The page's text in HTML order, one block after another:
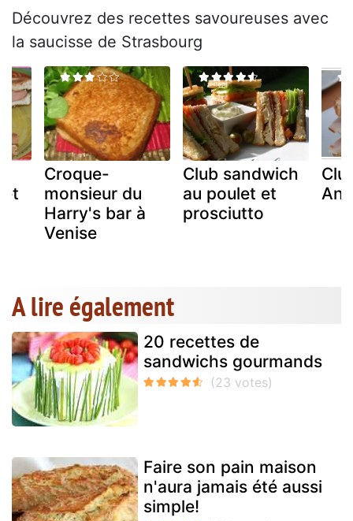
Découvrez des recettes savoureuses avec
la saucisse de Strasbourg
Croque-
monsieur du
Harry's bar à
Venise
Club sandwich
au poulet et
prosciutto
A lire également
20 recettes de
sandwichs gourmands
Faire son pain maison
n'aura jamais été aussi
simple!